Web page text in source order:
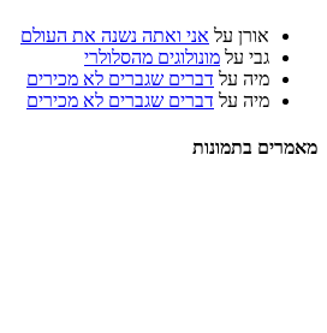
אורן על אני ואתה נשנה את העולם
גבי על מונולוגים מהסלולרי
מיה על דברים שגברים לא מכירים
מיה על דברים שגברים לא מכירים
מאמרים בתמונות